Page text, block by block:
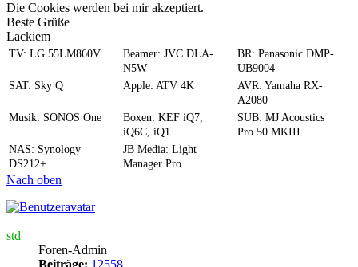
Die Cookies werden bei mir akzeptiert.
Beste Grüße
Lackiem
TV: LG 55LM860V
Beamer: JVC DLA-
N5W
BR: Panasonic DMP-
UB9004
SAT: Sky Q
Apple: ATV 4K
AVR: Yamaha RX-
A2080
Musik: SONOS One
Boxen: KEF iQ7,
iQ6C, iQ1
SUB: MJ Acoustics
Pro 50 MKIII
NAS: Synology
DS212+
JB Media: Light
Manager Pro
Nach oben
std
Foren-Admin
Beiträge: 12558